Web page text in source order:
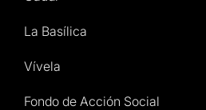
La Basílica
Vívela
Fondo de Acción Social